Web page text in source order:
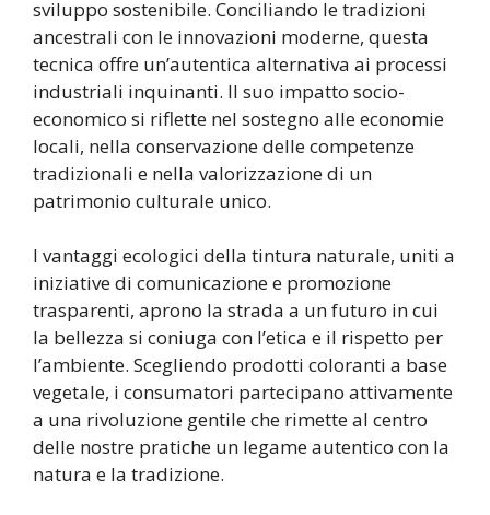
sviluppo sostenibile. Conciliando le tradizioni
ancestrali con le innovazioni moderne, questa
tecnica offre un’autentica alternativa ai processi
industriali inquinanti. Il suo impatto socio-
economico si riflette nel sostegno alle economie
locali, nella conservazione delle competenze
tradizionali e nella valorizzazione di un
patrimonio culturale unico.
I vantaggi ecologici della tintura naturale, uniti a
iniziative di comunicazione e promozione
trasparenti, aprono la strada a un futuro in cui
la bellezza si coniuga con l’etica e il rispetto per
l’ambiente. Scegliendo prodotti coloranti a base
vegetale, i consumatori partecipano attivamente
a una rivoluzione gentile che rimette al centro
delle nostre pratiche un legame autentico con la
natura e la tradizione.